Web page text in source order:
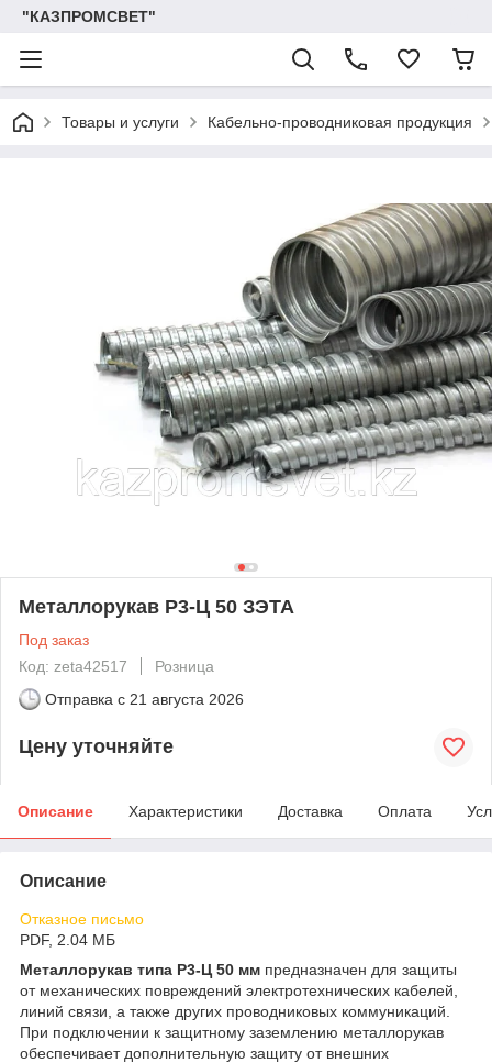
"КАЗПРОМСВЕТ"
Товары и услуги Кабельно-проводниковая продукция
Металлорукав Р3-Ц 50 ЗЭТА
Под заказ
Код: zeta42517
Розница
Отправка с 21 августа 2026
Цену уточняйте
Описание Характеристики Доставка Оплата
Описание
Отказное письмо
PDF, 2.04 МБ
Металлорукав типа Р3-Ц 50 мм предназначен для защиты
от механических повреждений электротехнических кабелей,
линий связи, а также других проводниковых коммуникаций.
При подключении к защитному заземлению металлорукав
обеспечивает дополнительную защиту от внешних